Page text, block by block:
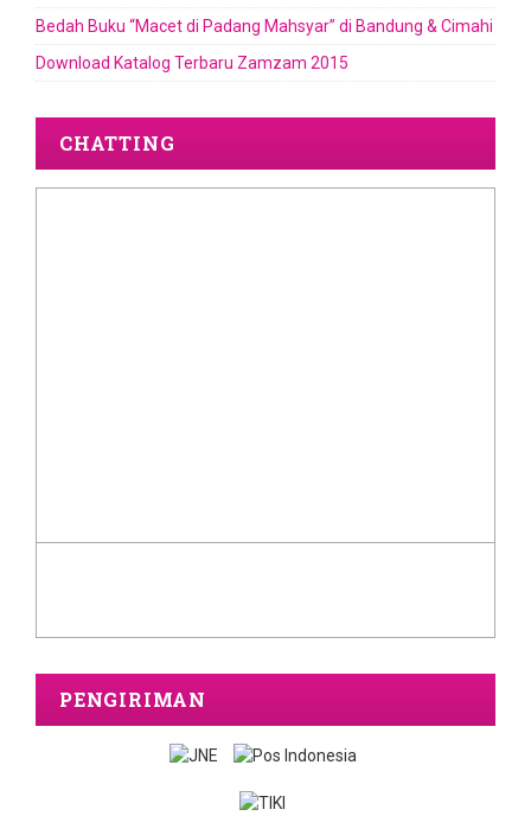
Bedah Buku “Macet di Padang Mahsyar” di Bandung & Cimahi
Download Katalog Terbaru Zamzam 2015
CHATTING
PENGIRIMAN